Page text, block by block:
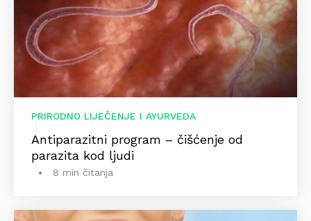
PRIRODNO LIJEČENJE I AYURVEDA
Antiparazitni program – čišćenje od
parazita kod ljudi
8 min čitanja